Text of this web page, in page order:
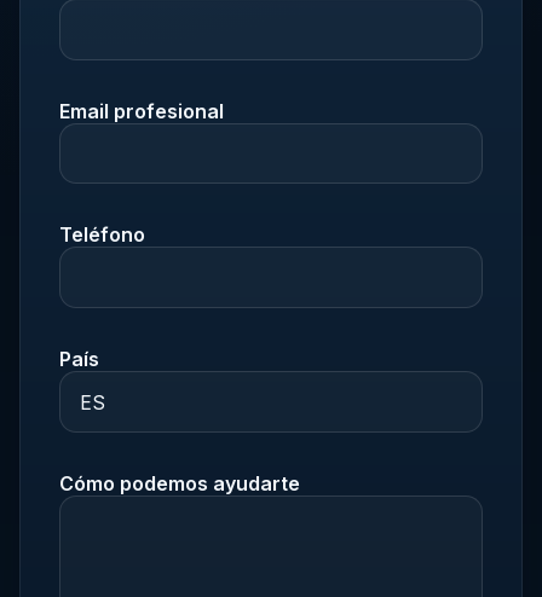
Email profesional
Teléfono
País
Cómo podemos ayudarte